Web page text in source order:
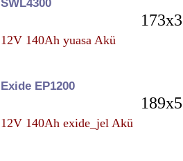
SWL4300
12V 140Ah yuasa Akü
Exide EP1200
12V 140Ah exide_jel Akü